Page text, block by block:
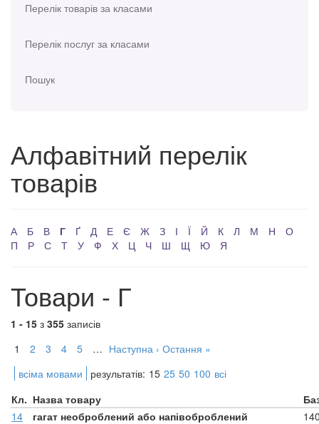
Перелік товарів за класами
Перелік послуг за класами
Пошук
Алфавітний перелік
товарів
А Б В Г Ґ Д Е Є Ж З І Ї Й К Л М Н
О
П
Р С Т У Ф Х Ц Ч Ш Щ Ю Я
Товари - Г
1 - 15 з 355 записів
1
2 3 4 5 … Наступна › Остання »
всіма мовами
результатів: 15 25 50 100 всі
Кл. Назва товару
14
гагат необроблений або напівоброблений